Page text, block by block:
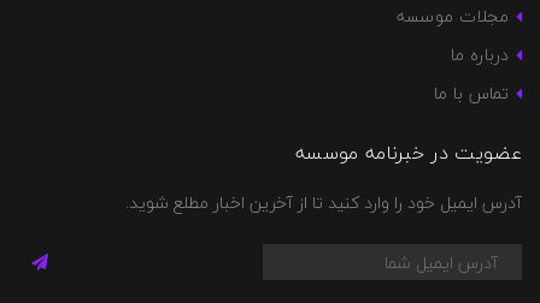
مجلات موسسه
درباره ما
تماس با ما
عضویت در خبرنامه موسسه
آدرس ایمیل خود را وارد کنید تا از آخرین اخبار مطلع شوید.